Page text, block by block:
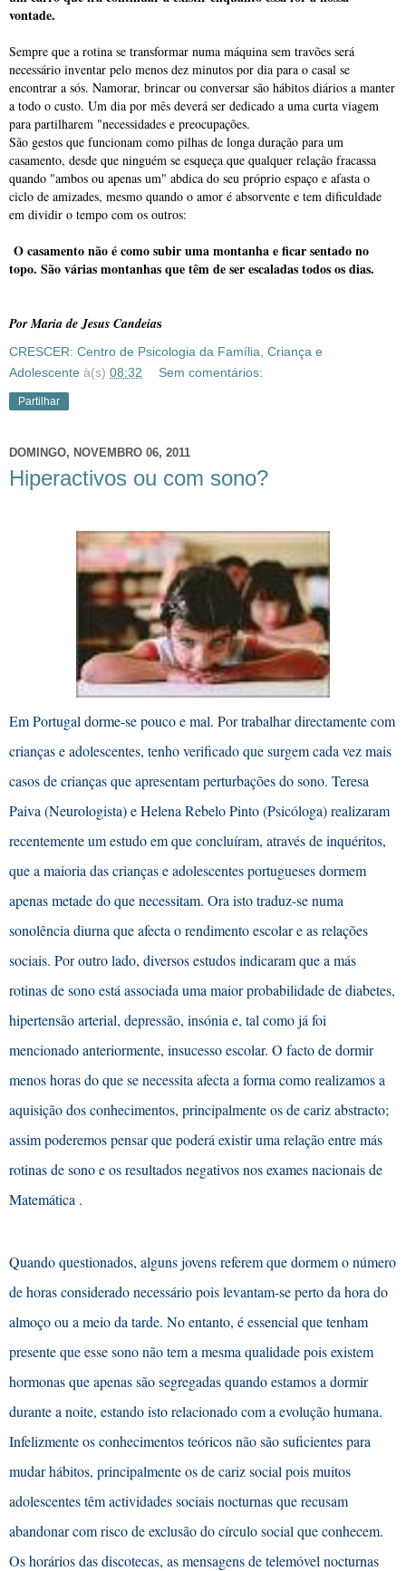
vontade.
Sempre que a rotina se transformar numa máquina sem travões será
necessário inventar pelo menos dez minutos por dia para o casal se
encontrar a sós. Namorar, brincar ou conversar são hábitos diários a manter
a todo o custo. Um dia por mês deverá ser dedicado a uma curta viagem
para partilharem "necessidades e preocupações.
São gestos que funcionam como pilhas de longa duração para um
casamento, desde que ninguém se esqueça que qualquer relação fracassa
quando "ambos ou apenas um" abdica do seu próprio espaço e afasta o
ciclo de amizades, mesmo quando o amor é absorvente e tem dificuldade
em dividir o tempo com os outros:
O casamento não é como subir uma montanha e ficar sentado no
topo. São várias montanhas que têm de ser escaladas todos os dias.
Por Maria de Jesus Candeias
CRESCER: Centro de Psicologia da Família, Criança e
Adolescente à(s) 08:32 Sem comentários:
Partilhar
DOMINGO, NOVEMBRO 06, 2011
Hiperactivos ou com sono?
Em Portugal dorme-se pouco e mal. Por trabalhar directamente com
crianças e adolescentes, tenho verificado que surgem cada vez mais
casos de crianças que apresentam perturbações do sono. Teresa
Paiva (Neurologista) e Helena Rebelo Pinto (Psicóloga) realizaram
recentemente um estudo em que concluíram, através de inquéritos,
que a maioria das crianças e adolescentes portugueses dormem
apenas metade do que necessitam. Ora isto traduz-se numa
sonolência diurna que afecta o rendimento escolar e as relações
sociais. Por outro lado, diversos estudos indicaram que a más
rotinas de sono está associada uma maior probabilidade de diabetes,
hipertensão arterial, depressão, insónia e, tal como já foi
mencionado anteriormente, insucesso escolar. O facto de dormir
menos horas do que se necessita afecta a forma como realizamos a
aquisição dos conhecimentos, principalmente os de cariz abstracto;
assim poderemos pensar que poderá existir uma relação entre más
rotinas de sono e os resultados negativos nos exames nacionais de
Matemática .
Quando questionados, alguns jovens referem que dormem o número
de horas considerado necessário pois levantam-se perto da hora do
almoço ou a meio da tarde. No entanto, é essencial que tenham
presente que esse sono não tem a mesma qualidade pois existem
hormonas que apenas são segregadas quando estamos a dormir
durante a noite, estando isto relacionado com a evolução humana.
Infelizmente os conhecimentos teóricos não são suficientes para
mudar hábitos, principalmente os de cariz social pois muitos
adolescentes têm actividades sociais nocturnas que recusam
abandonar com risco de exclusão do círculo social que conhecem.
Os horários das discotecas, as mensagens de telemóvel nocturnas